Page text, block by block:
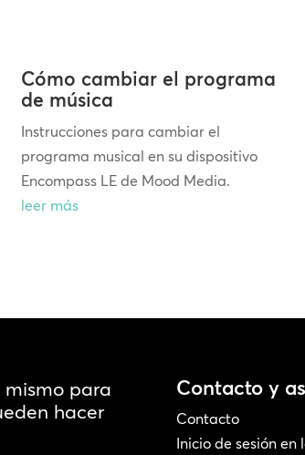
Cómo cambiar el programa
de música
Instrucciones para cambiar el
programa musical en su dispositivo
Encompass LE de Mood Media.
leer más
mismo para
hacer
Contacto y
Contacto
Inicio de sesión en